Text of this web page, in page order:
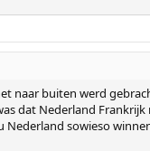
naar buiten werd
dat Nederland
Nederland sowieso